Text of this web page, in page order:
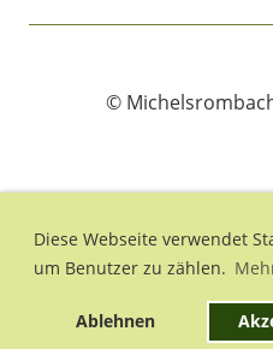
Diese Webseite verwendet
um Benutzer zu zählen.
Ablehnen
©